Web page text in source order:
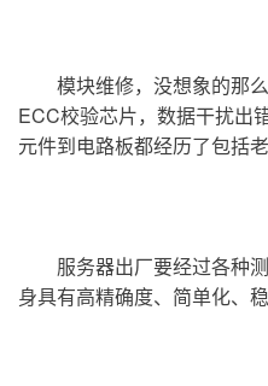
ECC校验芯片，数据干扰出
元件到电路板都经历了包括
身具有高精确度、简单化、